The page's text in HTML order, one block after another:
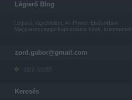
Légierő Blog
Légierő, légvédelem, Air Power. Elsősorban
Magyarországgal kapcsolatos hírek, kommentek.
zord.gabor@gmail.com
zord ( profil )
Keresés